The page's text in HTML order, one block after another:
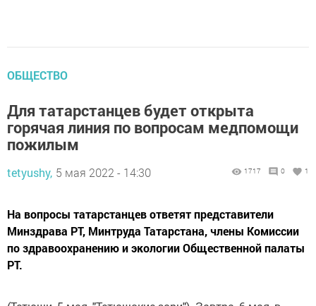
ОБЩЕСТВО
Для татарстанцев будет открыта
горячая линия по вопросам медпомощи
пожилым
tetyushy, 5 мая 2022 - 14:30 1717 0 1
На вопросы татарстанцев ответят представители
Минздрава РТ, Минтруда Татарстана, члены Комиссии
по здравоохранению и экологии Общественной палаты
РТ.